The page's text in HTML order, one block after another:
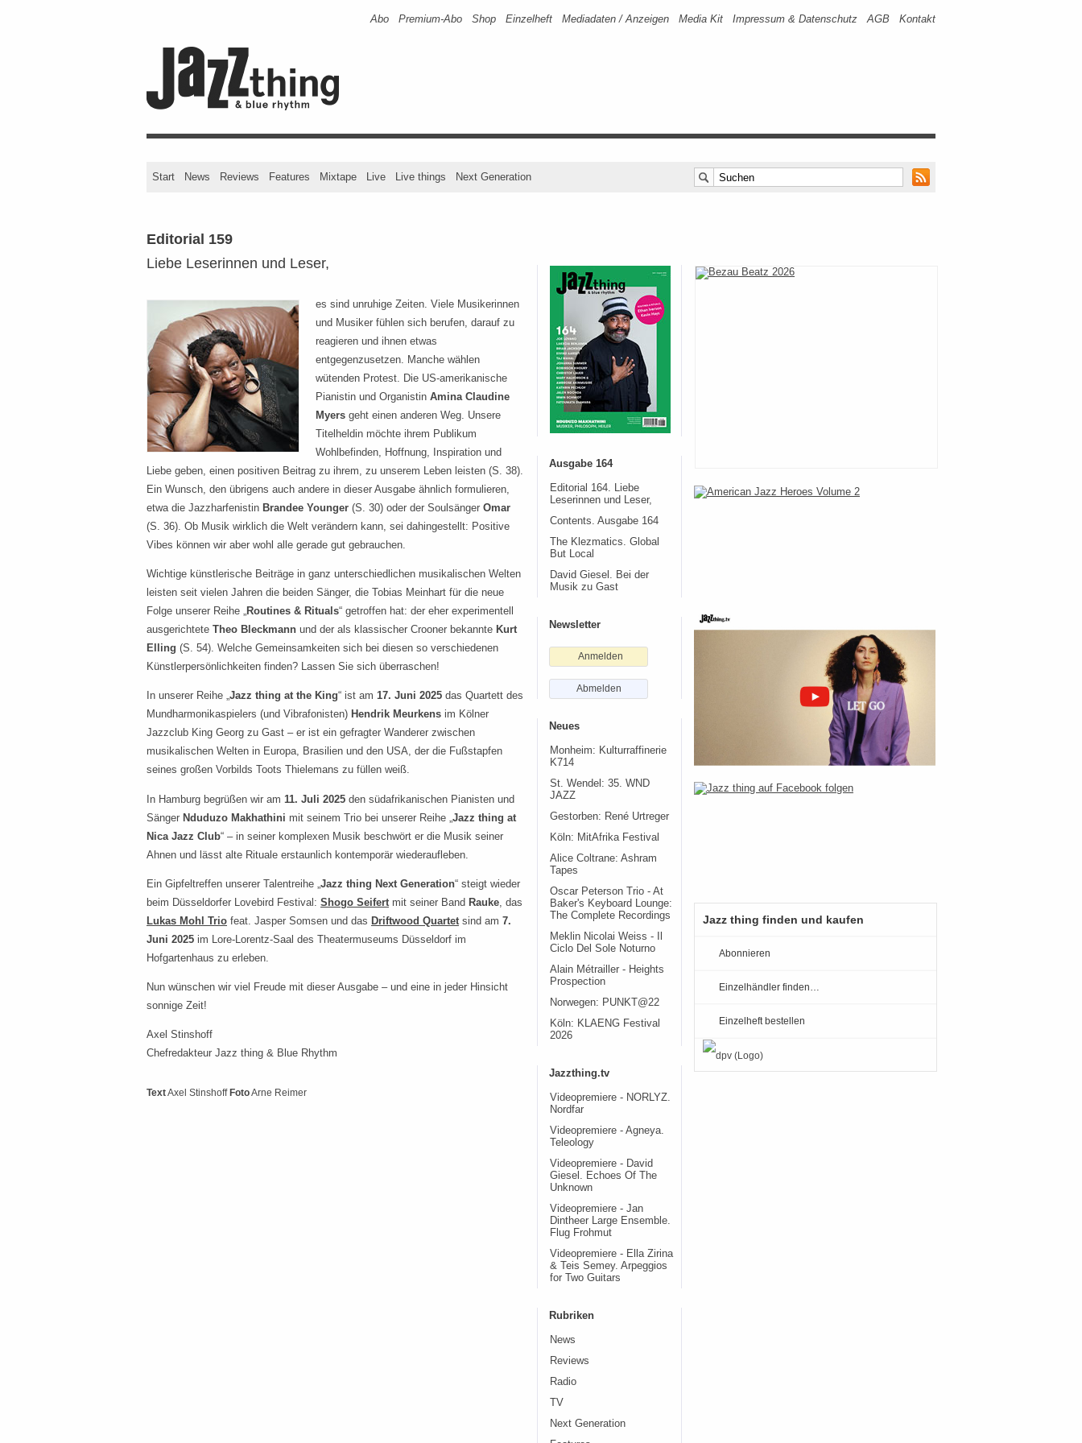
Abo Premium-Abo Shop Einzelheft Mediadaten / Anzeigen Media Kit Impressum & Datenschutz AGB Kontakt
Start News Reviews Features Mixtape Live Live things Next Generation
Editorial 159
Liebe Leserinnen und Leser,
es sind unruhige Zeiten. Viele Musikerinnen
und Musiker fühlen sich berufen, darauf zu
reagieren und ihnen etwas
entgegenzusetzen. Manche wählen
wütenden Protest. Die US-amerikanische
Pianistin und Organistin Amina Claudine
Myers geht einen anderen Weg. Unsere
Titelheldin möchte ihrem Publikum
Wohlbefinden, Hoffnung, Inspiration und
Liebe geben, einen positiven Beitrag zu ihrem, zu unserem Leben leisten (S. 38).
Ein Wunsch, den übrigens auch andere in dieser Ausgabe ähnlich formulieren,
etwa die Jazzharfenistin Brandee Younger (S. 30) oder der Soulsänger Omar
(S. 36). Ob Musik wirklich die Welt verändern kann, sei dahingestellt: Positive
Vibes können wir aber wohl alle gerade gut gebrauchen.
Wichtige künstlerische Beiträge in ganz unterschiedlichen musikalischen Welten
leisten seit vielen Jahren die beiden Sänger, die Tobias Meinhart für die neue
Folge unserer Reihe „Routines & Rituals“ getroffen hat: der eher experimentell
ausgerichtete Theo Bleckmann und der als klassischer Crooner bekannte Kurt
Elling (S. 54). Welche Gemeinsamkeiten sich bei diesen so verschiedenen
Künstlerpersönlichkeiten finden? Lassen Sie sich überraschen!
In unserer Reihe „Jazz thing at the King“ ist am 17. Juni 2025 das Quartett des
Mundharmonikaspielers (und Vibrafonisten) Hendrik Meurkens im Kölner
Jazzclub King Georg zu Gast – er ist ein gefragter Wanderer zwischen
musikalischen Welten in Europa, Brasilien und den USA, der die Fußstapfen
seines großen Vorbilds Toots Thielemans zu füllen weiß.
In Hamburg begrüßen wir am 11. Juli 2025 den südafrikanischen Pianisten und
Sänger Nduduzo Makhathini mit seinem Trio bei unserer Reihe „ Jazz thing at
Nica Jazz Club“ – in seiner komplexen Musik beschwört er die Musik seiner
Ahnen und lässt alte Rituale erstaunlich kontemporär wiederaufleben.
Ein Gipfeltreffen unserer Talentreihe „ Jazz thing Next Generation“ steigt wieder
beim Düsseldorfer Lovebird Festival: Shogo Seifert mit seiner Band Rauke , das
Lukas Mohl Trio feat. Jasper Somsen und das Driftwood Quartet sind am 7.
Juni 2025 im Lore-Lorentz-Saal des Theatermuseums Düsseldorf im
Hofgartenhaus zu erleben.
Nun wünschen wir viel Freude mit dieser Ausgabe – und eine in jeder Hinsicht
sonnige Zeit!
Axel Stinshoff
Chefredakteur Jazz thing & Blue Rhythm
TextAxel StinshoffFotoArne Reimer
Ausgabe 164
Editorial 164. Liebe
Leserinnen und Leser,
Contents. Ausgabe 164
The Klezmatics. Global
But Local
David Giesel. Bei der
Musik zu Gast
Newsletter
Anmelden
Abmelden
Neues
Monheim: Kulturraffinerie
K714
St. Wendel: 35. WND
JAZZ
Gestorben: René Urtreger
Köln: MitAfrika Festival
Alice Coltrane: Ashram
Tapes
Oscar Peterson Trio - At
Baker's Keyboard Lounge:
The Complete Recordings
Meklin Nicolai Weiss - Il
Ciclo Del Sole Noturno
Alain Métrailler - Heights
Prospection
Norwegen: PUNKT@22
Köln: KLAENG Festival
2026
Jazzthing.tv
Videopremiere - NORLYZ.
Nordfar
Videopremiere - Agneya.
Teleology
Videopremiere - David
Giesel. Echoes Of The
Unknown
Videopremiere - Jan
Dintheer Large Ensemble.
Flug Frohmut
Videopremiere - Ella Zirina
& Teis Semey. Arpeggios
for Two Guitars
Rubriken
News
Reviews
Radio
TV
Next Generation
Jazz thing finden und kaufen
Abonnieren
Einzelhändler finden…
Einzelheft bestellen